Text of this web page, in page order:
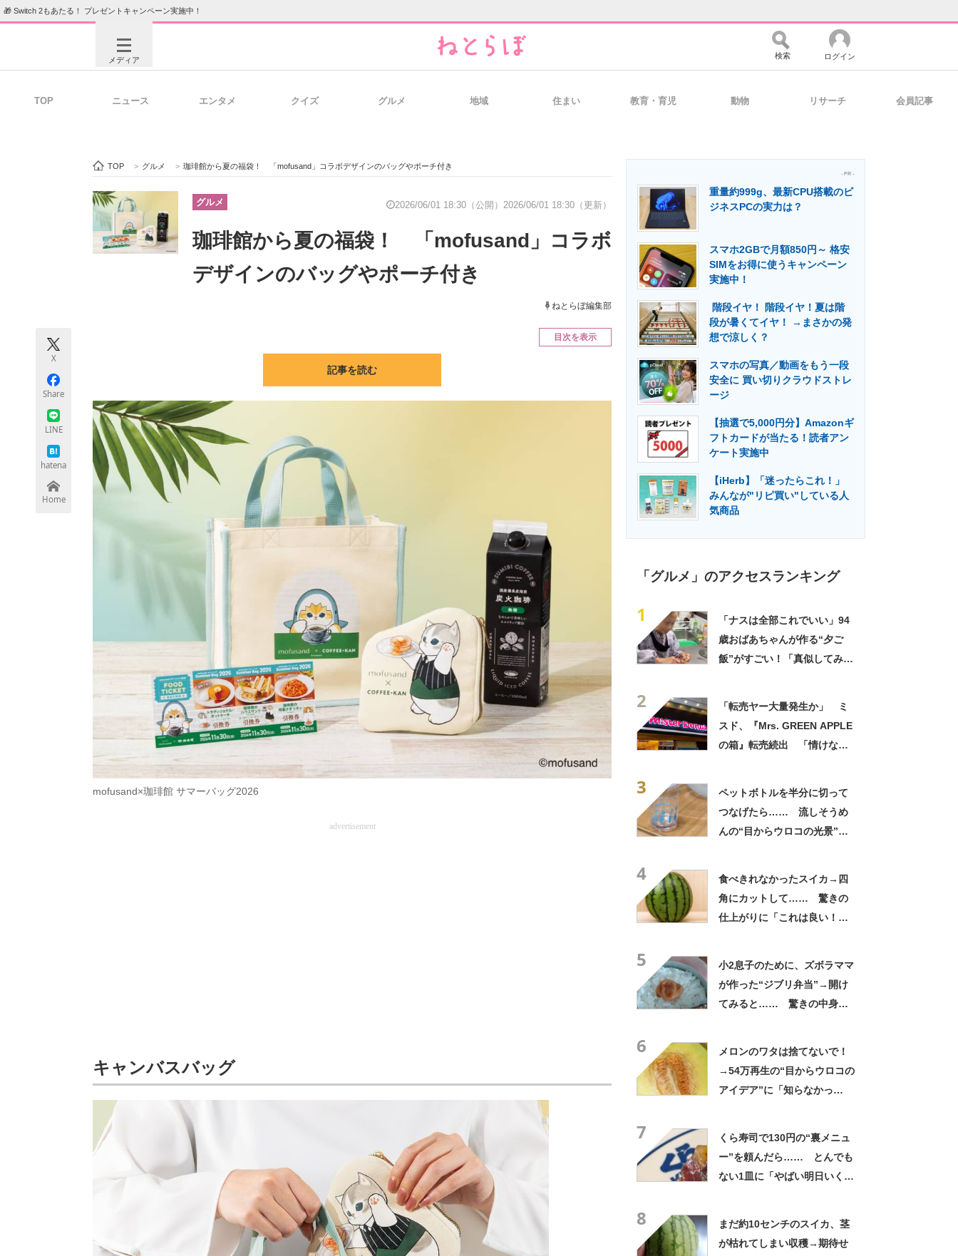
🎁 Switch 2もあたる！ プレゼントキャンペーン実施中！
メディア
ビジネスと働き方のヒント 経営リーダーのコミュニティ マーケ×ITの今がよく分かる
製造業のIT導入・活用を支援
エネルギーの専門メディア 建設×テクノロジーの最前線
検索 ログイン
TOP ニュース エンタメ クイズ グルメ 地域 住まい 教育・育児 動物 リサーチ 会員記事
TOP > グルメ > 珈琲館から夏の福袋！ 「mofusand」コラボデザインのバッグやポーチ付き
グルメ 2026/06/01 18:30（公開） 2026/06/01 18:30（更新）
珈琲館から夏の福袋！ 「mofusand」コラボ
デザインのバッグやポーチ付き
ねとらぼ編集部
X
Share
LINE
hatena
Home
目次を表示
記事を読む
mofusand×珈琲館 サマーバッグ2026
advertisement
キャンバスバッグ
- PR -
重量約999g、最新CPU搭載のビ
ジネスPCの実力は？
スマホ2GBで月額850円～ 格安
SIMをお得に使うキャンペーン
実施中！
階段イヤ！ 階段イヤ！夏は階
段が暑くてイヤ！ →まさかの発
想で涼しく？
スマホの写真／動画をもう一段
安全に 買い切りクラウドストレ
ージ
【抽選で5,000円分】Amazonギ
フトカードが当たる！読者アン
ケート実施中
【iHerb】「迷ったらこれ！」
みんなが"リピ買い"している人
気商品
「グルメ」のアクセスランキング
1
「ナスは全部これでいい」94
歳おばあちゃんが作る“夕ご
飯”がすごい！「真似してみま
2
「転売ヤー大量発生か」 ミ
スド、『Mrs. GREEN APPLE
の箱』転売続出 「情けない
3
ペットボトルを半分に切って
つなげたら…… 流しそうめ
んの“目からウロコの光景”に
4
食べきれなかったスイカ→四
角にカットして…… 驚きの
仕上がりに「これは良い！」
5
小2息子のために、ズボラママ
が作った“ジブリ弁当”→開け
てみると…… 驚きの中身に
6
メロンのワタは捨てないで！
→54万再生の“目からウロコの
アイデア”に「知らなかっ
7
くら寿司で130円の“裏メニュ
ー”を頼んだら…… とんでも
ない1皿に「やばい明日いく」
8
まだ約10センチのスイカ、茎
が枯れてしまい収穫→期待せ